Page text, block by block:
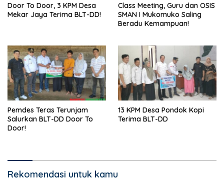
Door To Door, 3 KPM Desa
Mekar Jaya Terima BLT-DD!
Class Meeting, Guru dan OSIS
SMAN I Mukomuko Saling
Beradu Kemampuan!
Pemdes Teras Terunjam
Salurkan BLT-DD Door To
Door!
13 KPM Desa Pondok Kopi
Terima BLT-DD
Rekomendasi untuk kamu